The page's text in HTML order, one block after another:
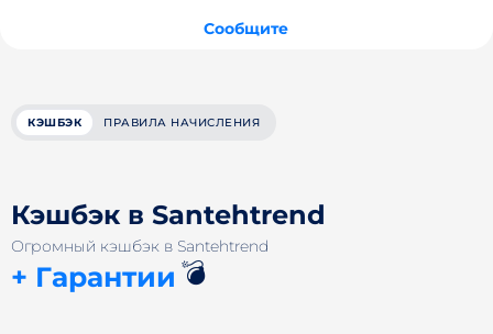
Сообщите
КЭШБЭК ПРАВИЛА НАЧИСЛЕНИЯ
Кэшбэк в Santehtrend
Огромный кэшбэк в Santehtrend
+ Гарантии 💣